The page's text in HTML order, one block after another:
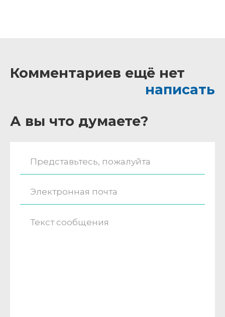
Комментариев ещё нет
написать
А вы что думаете?